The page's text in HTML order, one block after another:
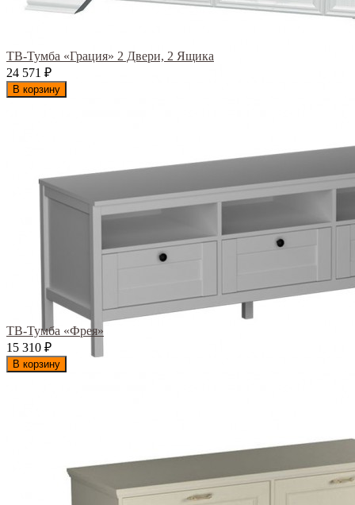
ТВ-Тумба «Грация» 2 Двери, 2 Ящика
24 571
₽
В корзину
ТВ-Тумба «Фрея»
15 310 ₽
В корзину